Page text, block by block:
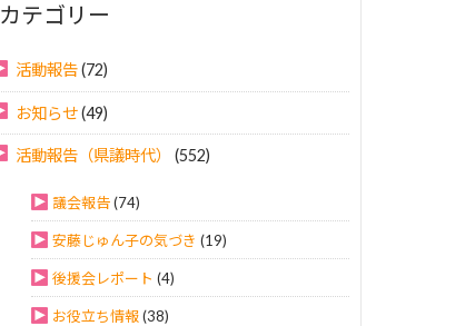
カテゴリー
活動報告(72)
お知らせ(49)
活動報告（県議時代） (552)
議会報告(74)
安藤じゅん子の気づき (19)
後援会レポート (4)
お役立ち情報(38)